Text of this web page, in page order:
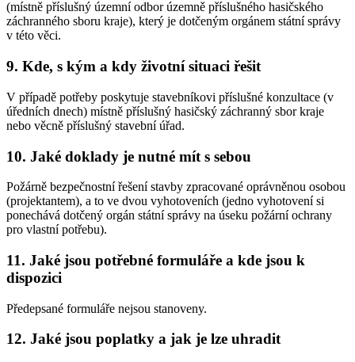
(místně příslušný územní odbor územně příslušného hasičského
záchranného sboru kraje), který je dotčeným orgánem státní správy
v této věci.
9. Kde, s kým a kdy životní situaci řešit
V případě potřeby poskytuje stavebníkovi příslušné konzultace (v
úředních dnech) místně příslušný hasičský záchranný sbor kraje
nebo věcně příslušný stavební úřad.
10. Jaké doklady je nutné mít s sebou
Požárně bezpečnostní řešení stavby zpracované oprávněnou osobou
(projektantem), a to ve dvou vyhotoveních (jedno vyhotovení si
ponechává dotčený orgán státní správy na úseku požární ochrany
pro vlastní potřebu).
11. Jaké jsou potřebné formuláře a kde jsou k
dispozici
Předepsané formuláře nejsou stanoveny.
12. Jaké jsou poplatky a jak je lze uhradit